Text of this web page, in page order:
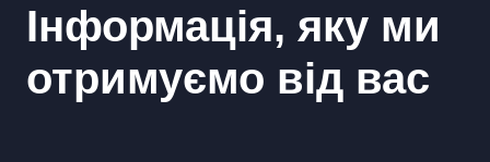
Інформація, яку ми
отримуємо від вас